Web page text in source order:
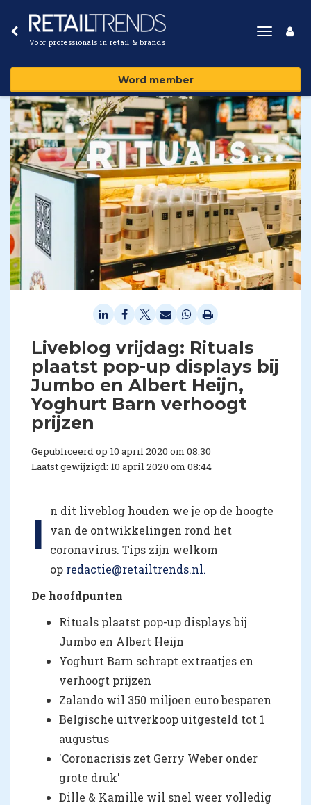
Voor professionals in retail & brands
Toggle
Word member
Liveblog vrijdag: Rituals
plaatst pop-up displays bij
Jumbo en Albert Heijn,
Yoghurt Barn verhoogt
prijzen
Gepubliceerd op 10 april 2020 om 08:30
Laatst gewijzigd: 10 april 2020 om 08:44
I
n dit liveblog houden we je op de hoogte
van de ontwikkelingen rond het
coronavirus. Tips zijn welkom
op redactie@retailtrends.nl.
De hoofdpunten
Rituals plaatst pop-up displays bij
Jumbo en Albert Heijn
Yoghurt Barn schrapt extraatjes en
verhoogt prijzen
Zalando wil 350 miljoen euro besparen
Belgische uitverkoop uitgesteld tot 1
augustus
'Coronacrisis zet Gerry Weber onder
grote druk'
Dille & Kamille wil snel weer volledig